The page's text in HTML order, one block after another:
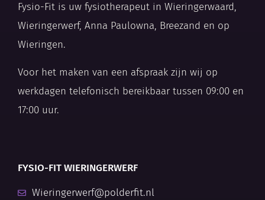
Fysio-Fit is uw fysiotherapeut in Wieringerwaard,
Wieringerwerf, Anna Paulowna, Breezand en op
Wieringen.
Voor het maken van een afspraak zijn wij op
werkdagen telefonisch bereikbaar tussen 09:00 en
17:00 uur.
FYSIO-FIT WIERINGERWERF
Wieringerwerf@polderfit.nl